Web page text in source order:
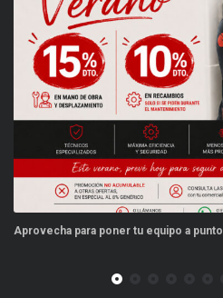
Aprovecha para poner tu equipo a punto